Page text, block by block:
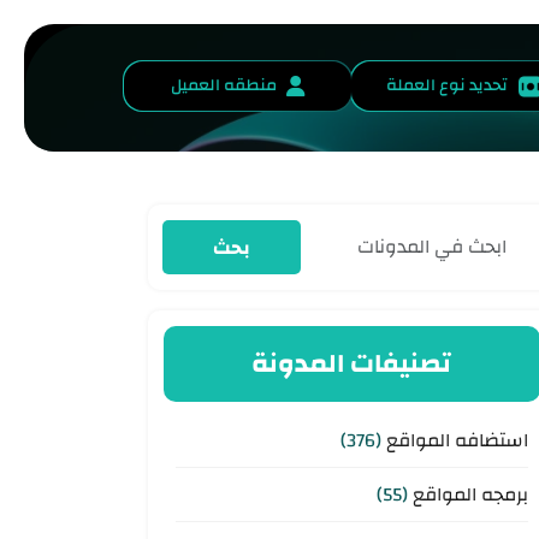
تحديد نوع العملة منطقه العميل
بحث
تصنيفات المدونة
استضافه المواقع(376)
برمجه المواقع(55)